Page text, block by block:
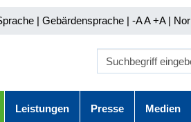
| Gebärdensprache | -A A+A |
Leistungen Presse Medien